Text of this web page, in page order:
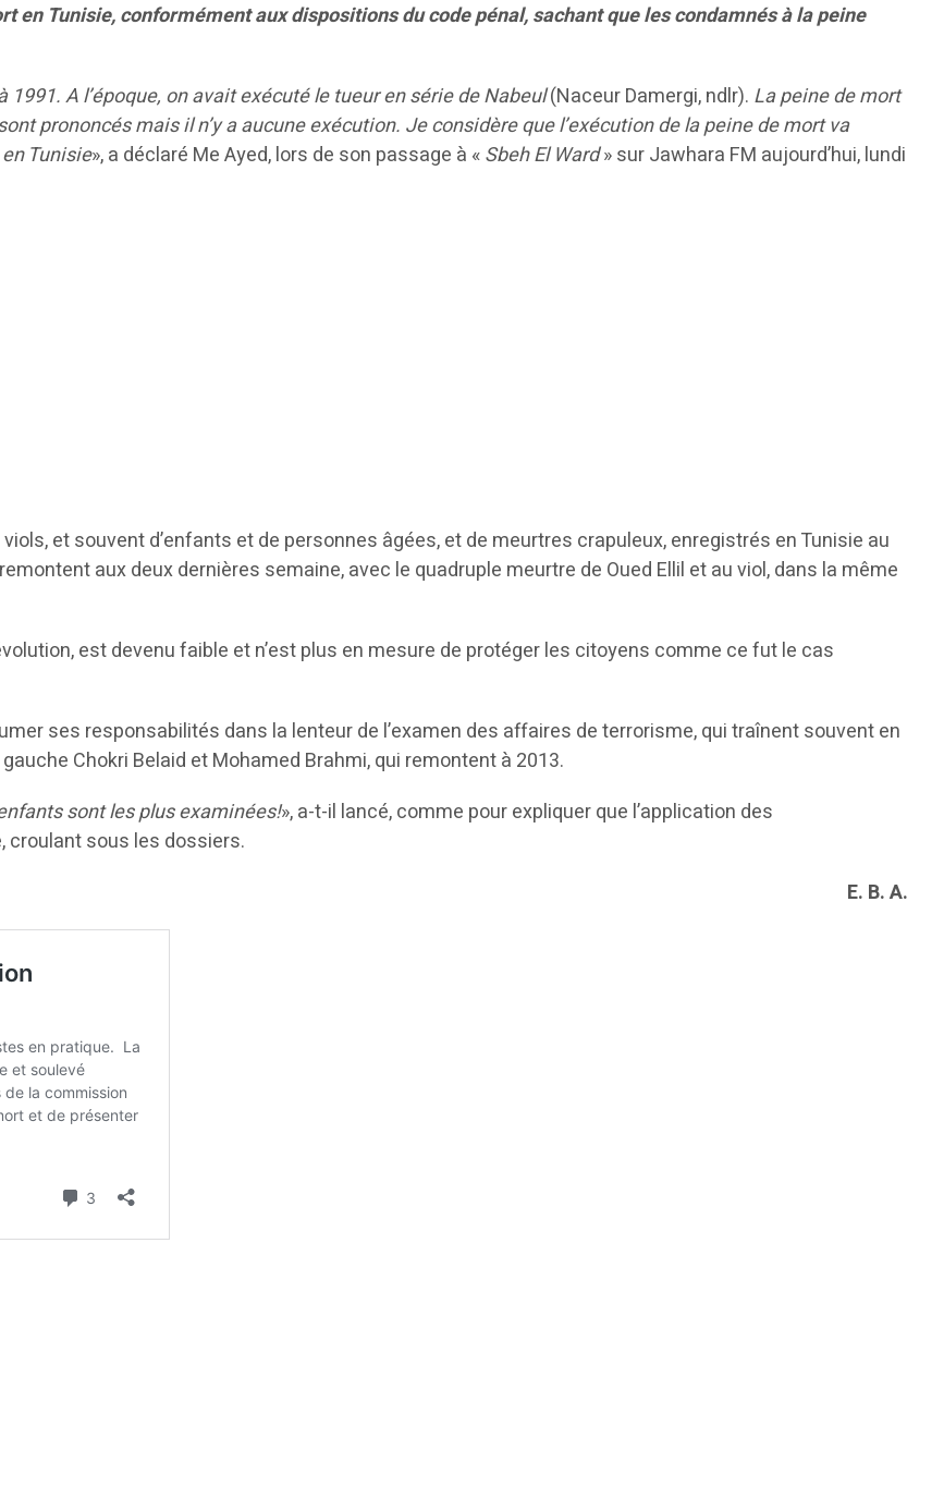
en Tunisie, conformément aux dispositions du code pénal, sachant que les condamnés à la peine
A l’époque, on avait exécuté le tueur en série de Nabeul(Naceur Damergi, ndlr). La peine de mort
prononcés mais il n’y a aucune exécution. Je considère que l’exécution de la peine de mort va
Tunisie», a déclaré Me Ayed, lors de son passage à «Sbeh El Ward» sur Jawhara FM aujourd’hui, lundi
et souvent d’enfants et de personnes âgées, et de meurtres crapuleux, enregistrés en Tunisie au
aux deux dernières semaine, avec le quadruple meurtre de Oued Ellil et au viol, dans la même
est devenu faible et n’est plus en mesure de protéger les citoyens comme ce fut le cas
ses responsabilités dans la lenteur de l’examen des affaires de terrorisme, qui traînent souvent en
Chokri Belaid et Mohamed Brahmi, qui remontent à 2013.
sont les plus examinées!», a-t-il lancé, comme pour expliquer que l’application des
croulant sous les dossiers.
E. B. A.